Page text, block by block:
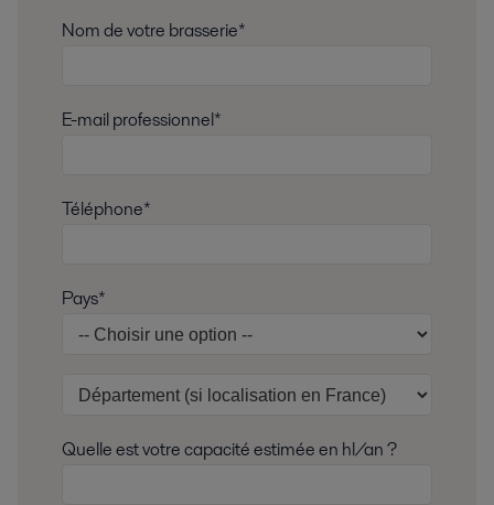
Nom de votre brasserie*
E-mail professionnel*
Téléphone*
Pays*
Quelle est votre capacité estimée en hl/an ?